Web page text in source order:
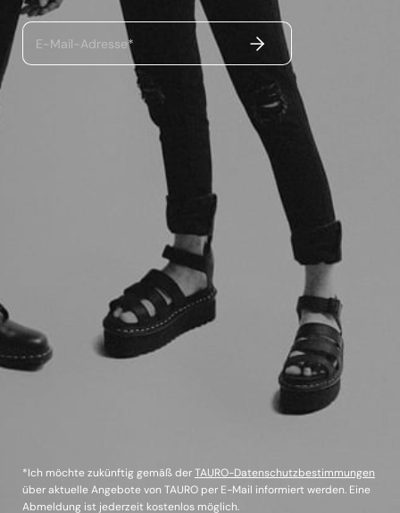
E-Mail-Adresse* ABSENDEN
*Ich möchte zukünftig gemäß derTAURO-Datenschutzbestimmungen
über aktuelle Angebote von TAURO per E-Mail informiert werden. Eine
Abmeldung ist jederzeit kostenlos möglich.